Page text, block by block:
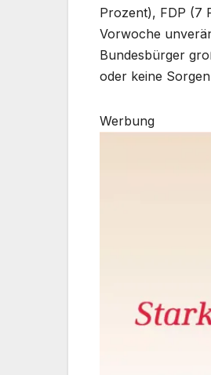
Prozent), FDP (7
Vorwoche
Bundesbürger
oder keine
Werbung